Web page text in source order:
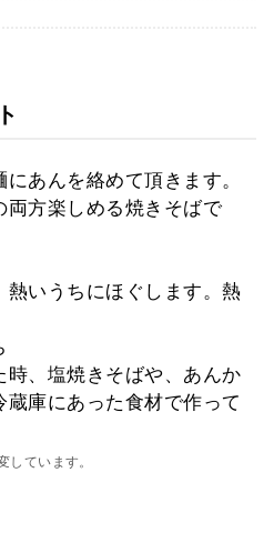
あんを絡めて頂きます。
方楽しめる焼きそばで
熱いうちにほぐします。熱
時、塩焼きそばや、あんか
庫にあった食材で作って
ています。